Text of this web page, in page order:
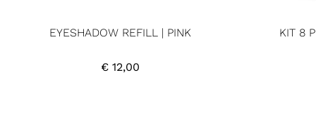
EYESHADOW REFILL | PINK
€ 12,00
KIT 8